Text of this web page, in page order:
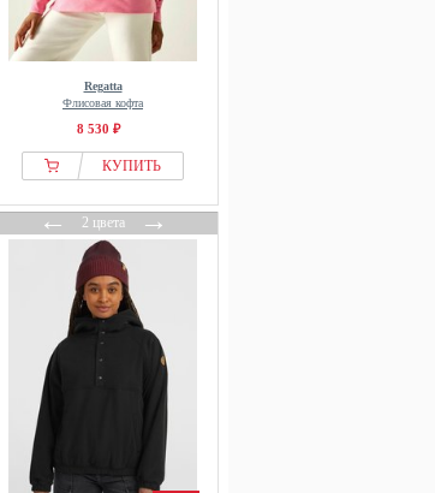
Regatta
Флисовая кофта
8 530 ₽
КУПИТЬ
←2 цвета→